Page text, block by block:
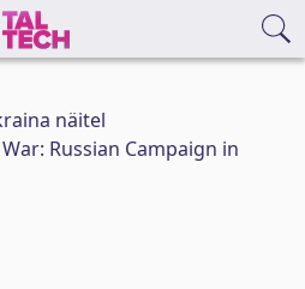
näitel
Russian Campaign in